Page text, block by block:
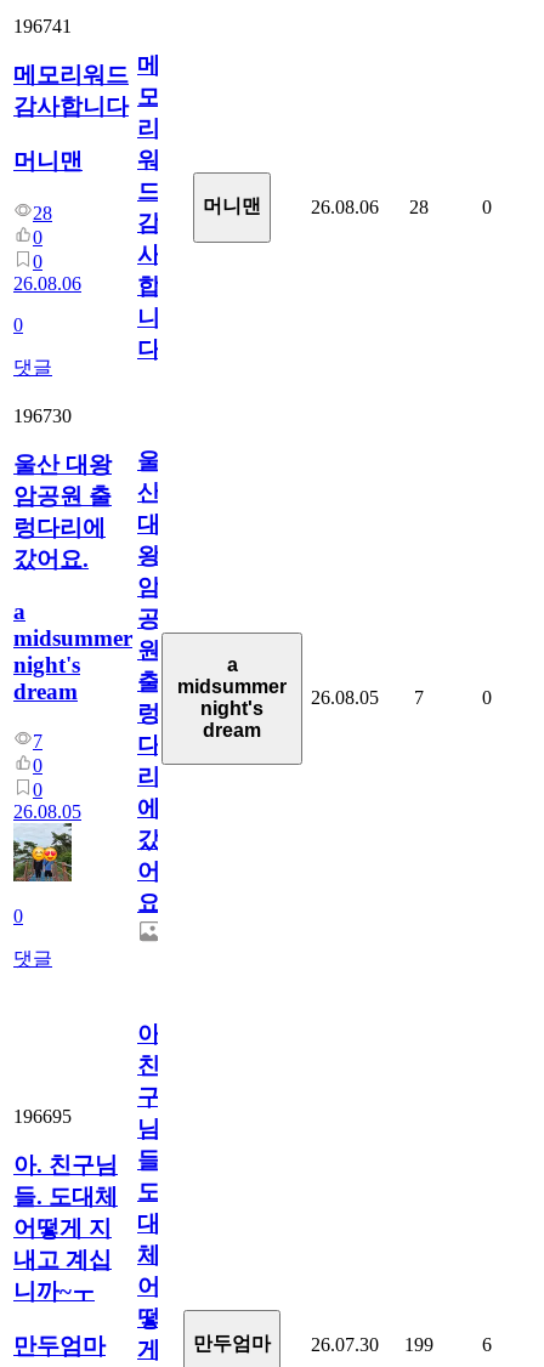
196741
메모리워드
감사합니다
머니맨
28
0
0
26.08.06
0
댓글
메
모
리
워
드
감
사
합
니
다
머니맨 26.08.06 28 0
196730
울산 대왕
암공원 출
렁다리에
갔어요.
a
midsummer
night's
dream
7
0
0
26.08.05
0
댓글
울
산
대
왕
암
공
원
출
렁
다
리
에
갔
어
요.
a
midsummer
night's
dream
26.08.05 7 0
196695
아. 친구님
들. 도대체
어떻게 지
내고 계십
니까~ㅜ
만두엄마
아.
친
구
님
들.
도
대
체
어
떻
게
만두엄마 26.07.30 199 6